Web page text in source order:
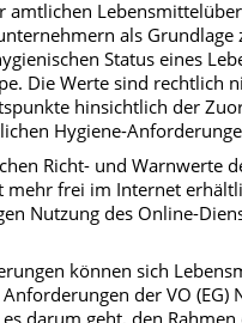
amtlichen
als Grundlage
Status eines
Die Werte sind rechtlich
hinsichtlich der
Hygiene-
Richt- und Warnwerte
mehr frei im Internet
Nutzung des Online-
können sich
der VO (EG)